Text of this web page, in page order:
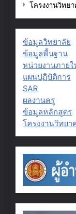
โครงงานวิทย
ข้อมูลวิทยาลัย
ข้อมูลพื้นฐาน
หน่วยงานภายใ
แผนปฏิบัติการ
SAR
ผลงานครู
ข้อมูลหลักสูตร
โครงงานวิทยา